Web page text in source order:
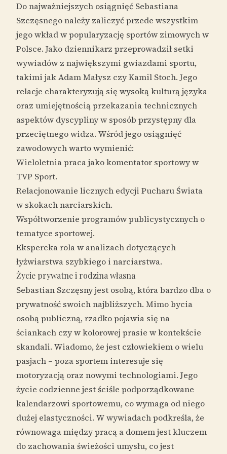
Do najważniejszych osiągnięć Sebastiana
Szczęsnego należy zaliczyć przede wszystkim
jego wkład w popularyzację sportów zimowych w
Polsce. Jako dziennikarz przeprowadził setki
wywiadów z największymi gwiazdami sportu,
takimi jak Adam Małysz czy Kamil Stoch. Jego
relacje charakteryzują się wysoką kulturą języka
oraz umiejętnością przekazania technicznych
aspektów dyscypliny w sposób przystępny dla
przeciętnego widza. Wśród jego osiągnięć
zawodowych warto wymienić:
Wieloletnia praca jako komentator sportowy w
TVP Sport.
Relacjonowanie licznych edycji Pucharu Świata
w skokach narciarskich.
Współtworzenie programów publicystycznych o
tematyce sportowej.
Ekspercka rola w analizach dotyczących
łyżwiarstwa szybkiego i narciarstwa.
Życie prywatne i rodzina własna
Sebastian Szczęsny jest osobą, która bardzo dba o
prywatność swoich najbliższych. Mimo bycia
osobą publiczną, rzadko pojawia się na
ściankach czy w kolorowej prasie w kontekście
skandali. Wiadomo, że jest człowiekiem o wielu
pasjach – poza sportem interesuje się
motoryzacją oraz nowymi technologiami. Jego
życie codzienne jest ściśle podporządkowane
kalendarzowi sportowemu, co wymaga od niego
dużej elastyczności. W wywiadach podkreśla, że
równowaga między pracą a domem jest kluczem
do zachowania świeżości umysłu, co jest